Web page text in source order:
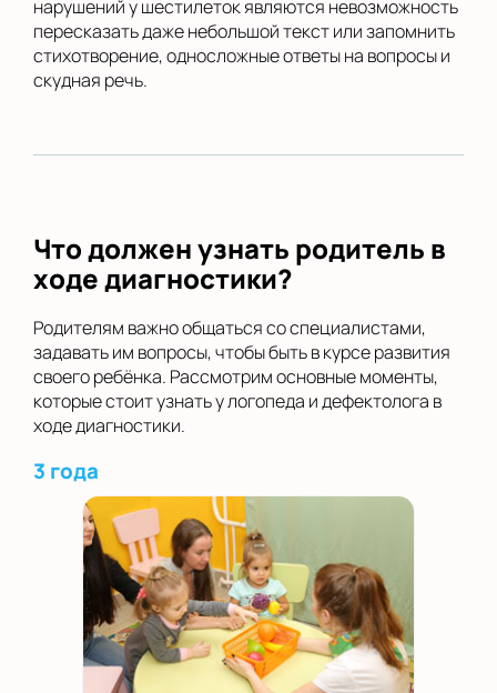
нарушений у шестилеток являются невозможность
пересказать даже небольшой текст или запомнить
стихотворение, односложные ответы на вопросы и
скудная речь.
Что должен узнать родитель в
ходе диагностики?
Родителям важно общаться со специалистами,
задавать им вопросы, чтобы быть в курсе развития
своего ребёнка. Рассмотрим основные моменты,
которые стоит узнать у логопеда и дефектолога в
ходе диагностики.
3 года